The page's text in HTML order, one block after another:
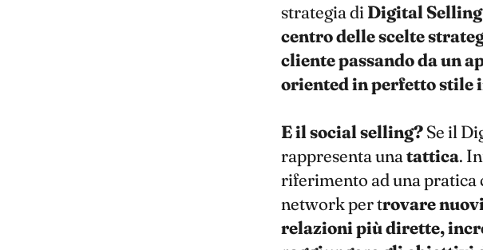
strategia diDigital Selling
centro delle scelte
cliente passando da un
oriented in perfetto stile
E il social selling?Se il
rappresenta unatattica.
riferimento ad una pratica
network per trovare
relazioni più dirette,